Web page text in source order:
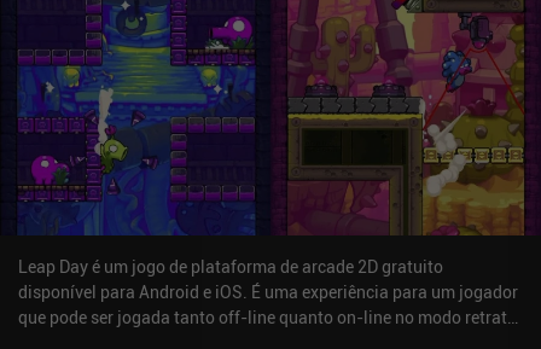
Leap Day é um jogo de plataforma de arcade 2D gratuito
disponível para Android e iOS. É uma experiência para um jogador
que pode ser jogada tanto off-line quanto on-line no modo retrato.